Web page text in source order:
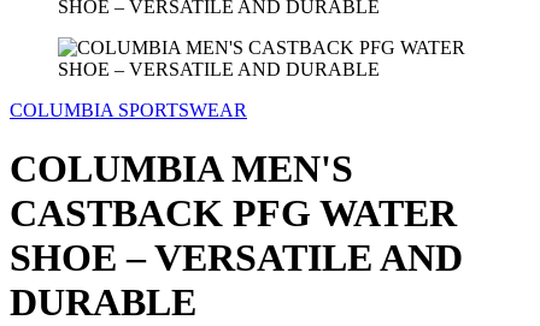
COLUMBIA SPORTSWEAR
COLUMBIA MEN'S
CASTBACK PFG WATER
SHOE – VERSATILE AND
DURABLE